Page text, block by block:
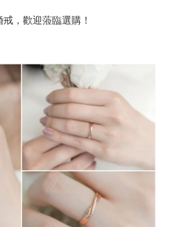
，歡迎蒞臨選購！